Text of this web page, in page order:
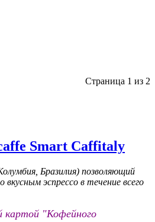
Страница 1 из 2
Smart Caffitaly
Бразилия) позволяющий
эспрессо в течение всего
картой "Кофейного